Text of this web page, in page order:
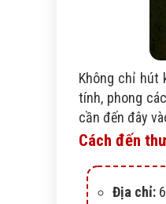
Không chỉ hút
tính, phong
cần đến đây
Cách đến
Địa chỉ: